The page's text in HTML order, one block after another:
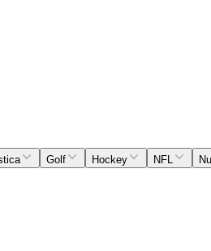
Golf Hockey NFL